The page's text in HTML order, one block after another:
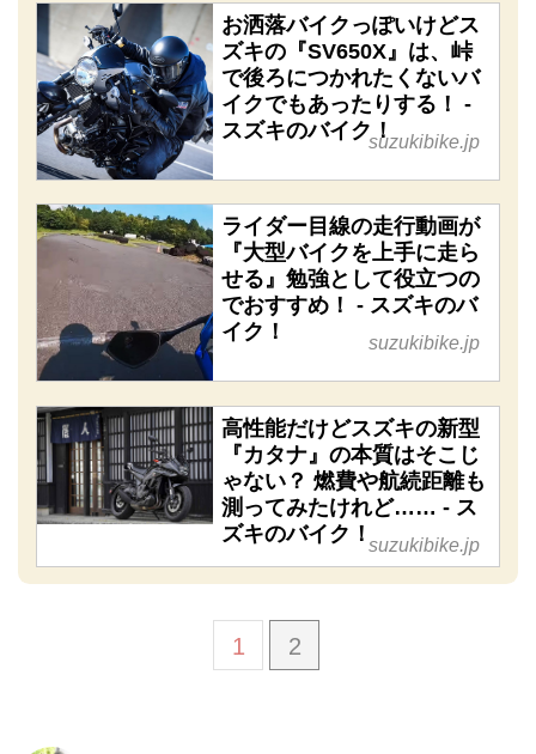
お洒落バイクっぽいけどス
ズキの『SV650X』は、峠
で後ろにつかれたくないバ
イクでもあったりする！ -
スズキのバイク！suzukibike.jp
ライダー目線の走行動画が
『大型バイクを上手に走ら
せる』勉強として役立つの
でおすすめ！ - スズキのバ
イク！
suzukibike.jp
高性能だけどスズキの新型
『カタナ』の本質はそこじ
ゃない？ 燃費や航続距離も
測ってみたけれど…… - ス
ズキのバイク！ suzukibike.jp
1 2